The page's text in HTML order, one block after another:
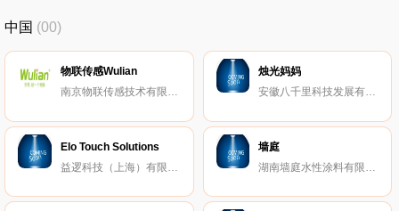
中国 (00)
物联传感Wulian
南京物联传感技术有限公司
烛光妈妈
安徽八千里科技发展有限公司
Elo Touch Solutions
墙庭